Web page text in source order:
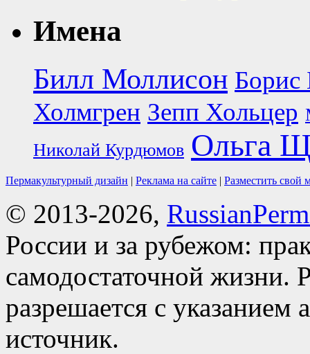
Имена
Билл Моллисон Борис
Холмгрен Зепп Хольцер
Николай Курдюмов Ольга
Пермакультурный дизайн | Реклама на сайте | Разместить свой
© 2013-2026,
России и за рубежом:
самодостаточной жизни.
разрешается с указанием
источник.